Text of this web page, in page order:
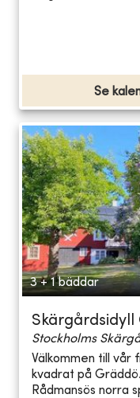
Se
3 + 1 bäddar
Skärgårdsidyll
Stockholms
Välkommen till vår
kvadrat på
Rådmansös norra